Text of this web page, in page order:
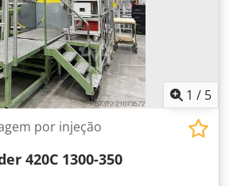
1 / 5
por injeção
420C 1300-350